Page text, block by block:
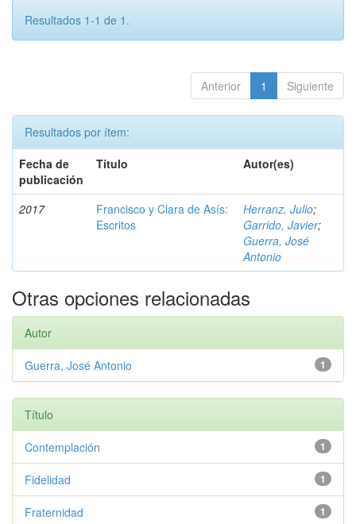
Resultados 1-1 de 1.
Anterior 1 Siguiente
Resultados por ítem:
Fecha de
publicación
Título Autor(es)
2017
Francisco y Clara de Asís:
Escritos
Herranz, Julio;
Garrido, Javier;
Guerra, José
Antonio
Otras opciones relacionadas
Autor
1
Guerra, José Antonio
Título
1
Contemplación
1
Fidelidad
1
Fraternidad